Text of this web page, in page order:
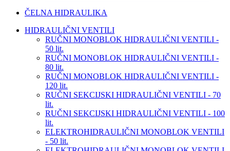
ČELNA HIDRAULIKA
HIDRAULIČNI VENTILI
RUČNI MONOBLOK HIDRAULIČNI VENTILI -
50 lit.
RUČNI MONOBLOK HIDRAULIČNI VENTILI -
80 lit.
RUČNI MONOBLOK HIDRAULIČNI VENTILI -
120 lit.
RUČNI SEKCIJSKI HIDRAULIČNI VENTILI - 70
lit.
RUČNI SEKCIJSKI HIDRAULIČNI VENTILI - 100
lit.
ELEKTROHIDRAULIČNI MONOBLOK VENTILI
- 50 lit.